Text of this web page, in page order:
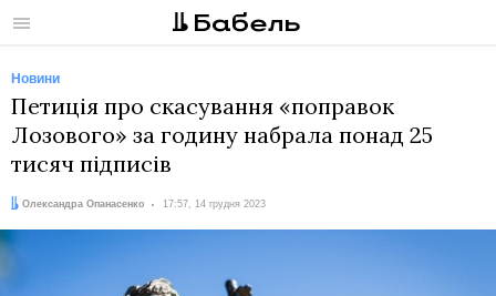
Меню
Новини
Петиція про скасування «поправок
Лозового» за годину набрала понад 25
тисяч підписів
Автор:
Олександра Опанасенко
Дата: 17:57, 14 грудня 2023